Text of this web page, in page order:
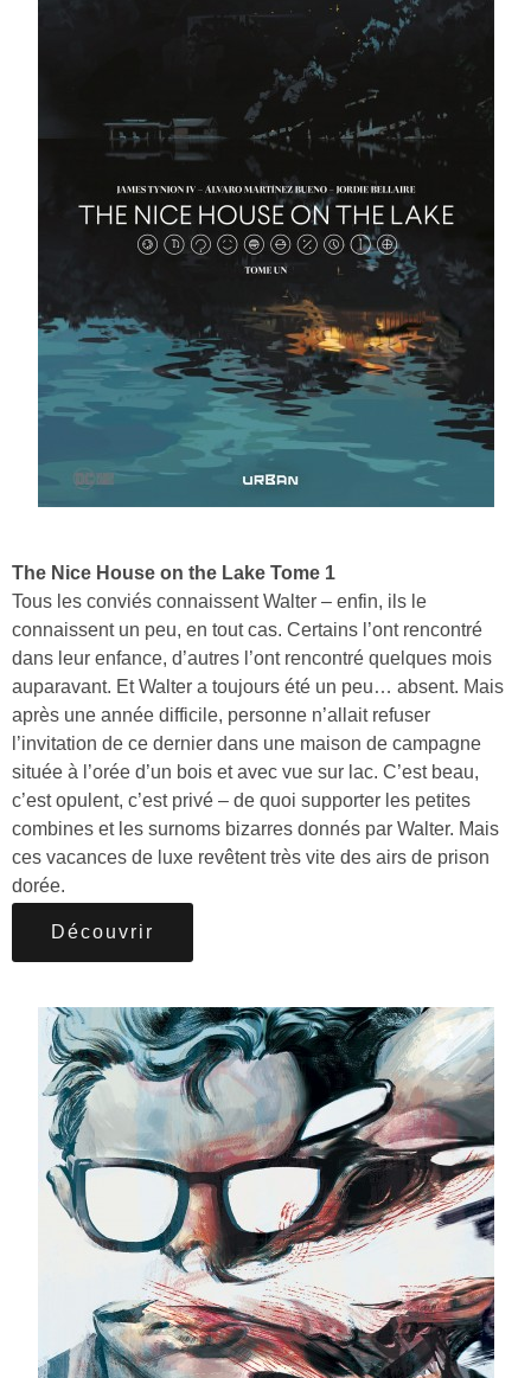
The Nice House on the Lake Tome 1
Tous les conviés connaissent Walter – enfin, ils le
connaissent un peu, en tout cas. Certains l’ont rencontré
dans leur enfance, d’autres l’ont rencontré quelques mois
auparavant. Et Walter a toujours été un peu… absent. Mais
après une année difficile, personne n’allait refuser
l’invitation de ce dernier dans une maison de campagne
située à l’orée d’un bois et avec vue sur lac. C’est beau,
c’est opulent, c’est privé – de quoi supporter les petites
combines et les surnoms bizarres donnés par Walter. Mais
ces vacances de luxe revêtent très vite des airs de prison
dorée.
Découvrir